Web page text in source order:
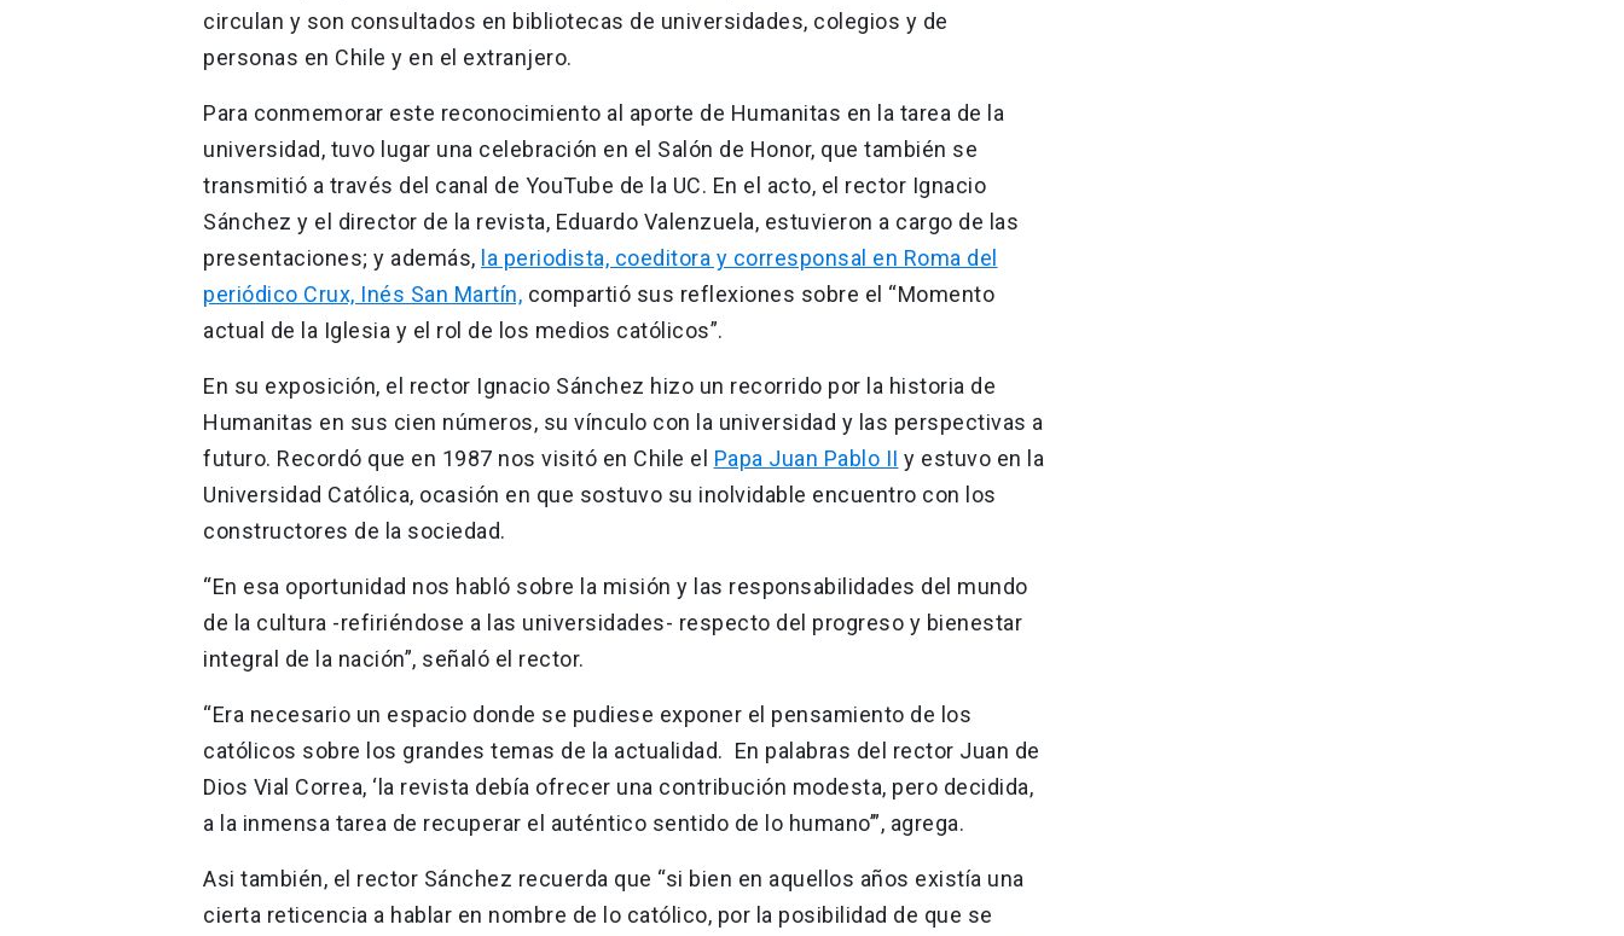
circulan y son consultados en bibliotecas de universidades, colegios y de
personas en Chile y en el extranjero.
Para conmemorar este reconocimiento al aporte de Humanitas en la tarea de la
universidad, tuvo lugar una celebración en el Salón de Honor, que también se
transmitió a través del canal de YouTube de la UC. En el acto, el rector Ignacio
Sánchez y el director de la revista, Eduardo Valenzuela, estuvieron a cargo de las
presentaciones; y además, la periodista, coeditora y corresponsal en Roma del
periódico Crux, Inés San Martín, compartió sus reflexiones sobre el “Momento
actual de la Iglesia y el rol de los medios católicos”.
En su exposición, el rector Ignacio Sánchez hizo un recorrido por la historia de
Humanitas en sus cien números, su vínculo con la universidad y las perspectivas a
futuro. Recordó que en 1987 nos visitó en Chile el Papa Juan Pablo II y estuvo en la
Universidad Católica, ocasión en que sostuvo su inolvidable encuentro con los
constructores de la sociedad.
“En esa oportunidad nos habló sobre la misión y las responsabilidades del mundo
de la cultura -refiriéndose a las universidades- respecto del progreso y bienestar
integral de la nación”, señaló el rector.
“Era necesario un espacio donde se pudiese exponer el pensamiento de los
católicos sobre los grandes temas de la actualidad. En palabras del rector Juan de
Dios Vial Correa, ‘la revista debía ofrecer una contribución modesta, pero decidida,
a la inmensa tarea de recuperar el auténtico sentido de lo humano’”, agrega.
Asi también, el rector Sánchez recuerda que “si bien en aquellos años existía una
cierta reticencia a hablar en nombre de lo católico, por la posibilidad de que se